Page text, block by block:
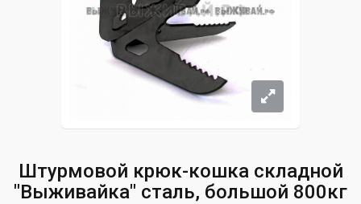
Штурмовой крюк-кошка складной
"Выживайка" сталь, большой 800кг